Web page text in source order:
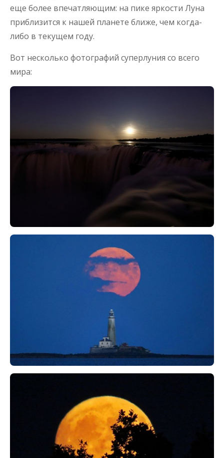
еще более впечатляющим: на пике яркости Луна
приблизится к нашей планете ближе, чем когда-
либо в текущем году.
Вот несколько фотографий суперлуния со всего
мира: